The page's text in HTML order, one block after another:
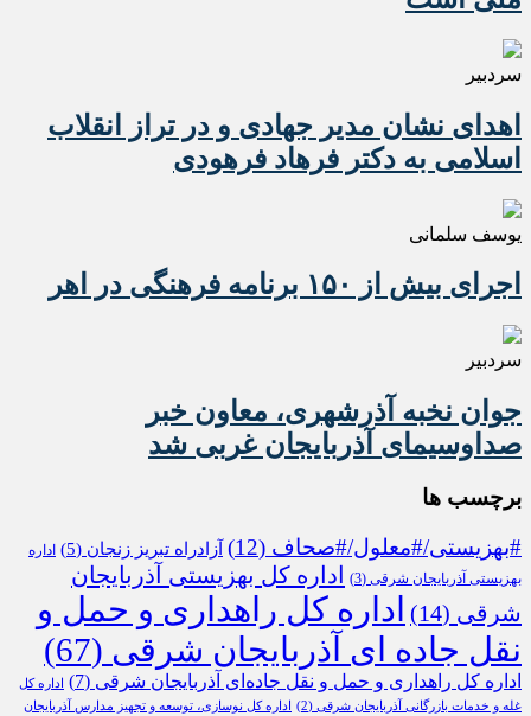
سردبیر
اهدای نشان مدیر جهادی و در تراز انقلاب
اسلامی به دکتر فرهاد فرهودی
یوسف سلمانی
اجرای بیش از ۱۵۰ برنامه فرهنگی در اهر
سردبیر
جوان نخبه آذرشهری، معاون خبر
صداوسیمای آذربایجان غربی شد
برچسب ها
#بهزیستی/#معلول/#صحاف (12) آزادراه تبریز زنجان (5)
اداره
بهزیستی آذربایجان شرقی (3)
اداره کل بهزیستی آذربایجان
شرقی (14)
اداره کل راهداری و حمل و
نقل جاده ای آذربایجان شرقی (67)
اداره کل راهداری و حمل و نقل جاده‌ای آذربایجان شرقی (7)
اداره کل
غله و خدمات بازرگانی آذربایجان شرقی (2)
اداره کل نوسازی، توسعه و تجهیز مدارس آذربایجان